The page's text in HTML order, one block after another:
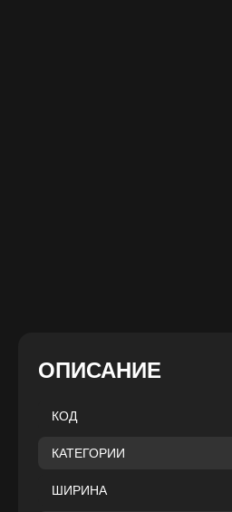
ОПИСАНИЕ
КОД
КАТЕГОРИИ
ШИРИНА